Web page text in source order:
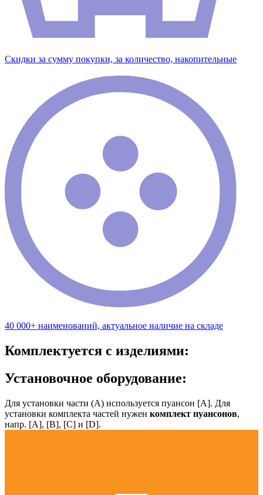
Скидки за сумму покупки, за количество, накопительные
40 000+ наименований, актуальное наличие на складе
Комплектуется с изделиями:
Установочное оборудование:
Для установки части (А) используется пуансон [А]. Для
установки комплекта частей нужен комплект пуансонов,
напр. [А], [B], [С] и [D].